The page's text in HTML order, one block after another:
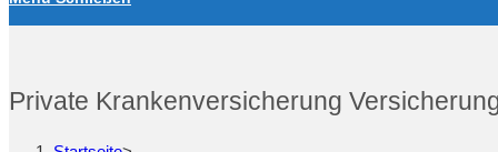
Private Krankenversicherung